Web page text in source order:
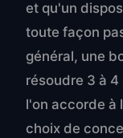
et qu'un
toute façon
général, une
résoudre 3 à
l'on accorde à
choix de